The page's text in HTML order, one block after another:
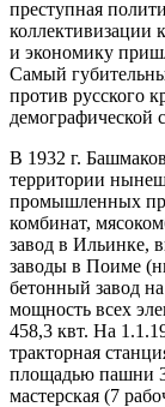
преступная
коллективизации
и экономику
Самый
против русского
демографической
В 1932 г.
территории
промышленных
комбинат,
завод в Ильинке,
заводы в Поиме
бетонный завод
мощность всех
458,3 квт. На
тракторная
площадью пашни
мастерская (7